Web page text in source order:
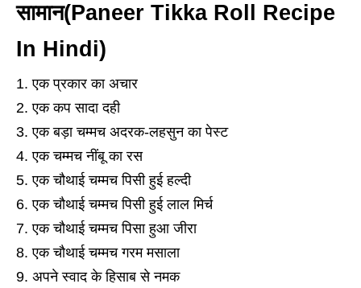
सामान(Paneer Tikka Roll Recipe
In Hindi)
एक प्रकार का अचार
एक कप सादा दही
एक बड़ा चम्मच अदरक-लहसुन का पेस्ट
एक चम्मच नींबू का रस
एक चौथाई चम्मच पिसी हुई हल्दी
एक चौथाई चम्मच पिसी हुई लाल मिर्च
एक चौथाई चम्मच पिसा हुआ जीरा
एक चौथाई चम्मच गरम मसाला
अपने स्वाद के हिसाब से नमक